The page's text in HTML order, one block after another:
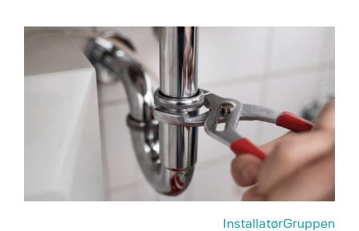
InstallatørGruppen